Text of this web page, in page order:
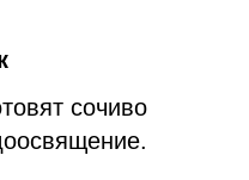
сочиво